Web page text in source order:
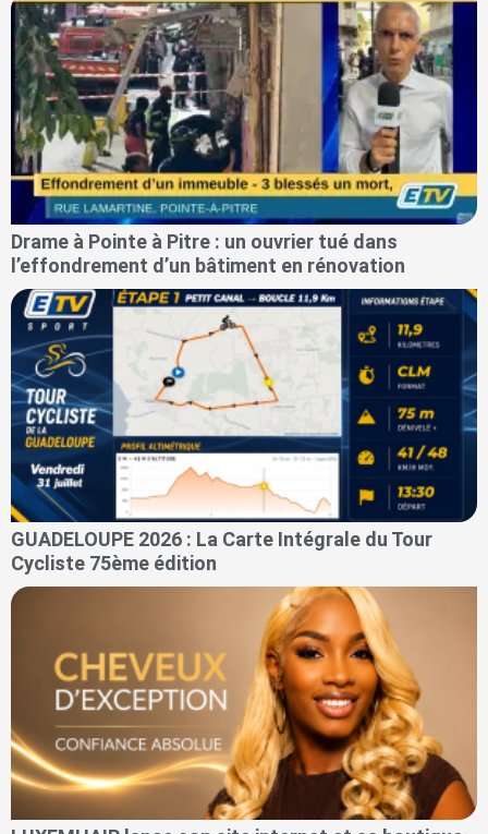
Drame à Pointe à Pitre : un ouvrier tué dans
l’effondrement d’un bâtiment en rénovation
GUADELOUPE 2026 : La Carte Intégrale du Tour
Cycliste 75ème édition